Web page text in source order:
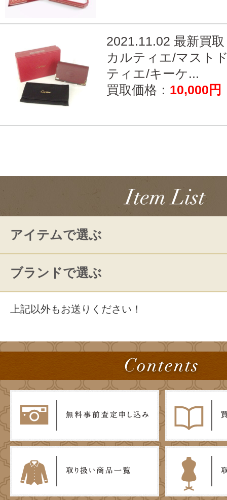
2021.11.02 最新買取
カルティエ/マスト
ティエ/キーケ...
買取価格： 10,000円
アイテムで選ぶ
ブランドで選ぶ
上記以外もお送りください！